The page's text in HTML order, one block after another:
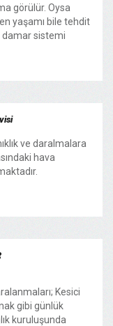
görülür. Oysa
yaşamı bile tehdit
damar sistemi
ve daralmalara
hava
Kesici
gibi günlük
kuruluşunda